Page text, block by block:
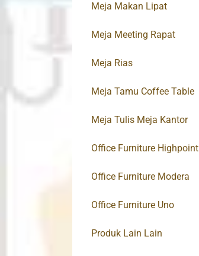
Meja Makan Lipat
Meja Meeting Rapat
Meja Rias
Meja Tamu Coffee Table
Meja Tulis Meja Kantor
Office Furniture Highpoint
Office Furniture Modera
Office Furniture Uno
Produk Lain Lain